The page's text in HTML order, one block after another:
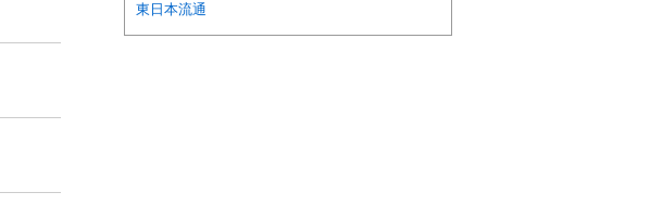
東日本流通